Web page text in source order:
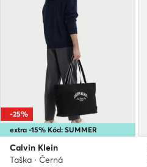
extra -15% Kód: SUMMER
-25%
Calvin Klein
Taška · Černá